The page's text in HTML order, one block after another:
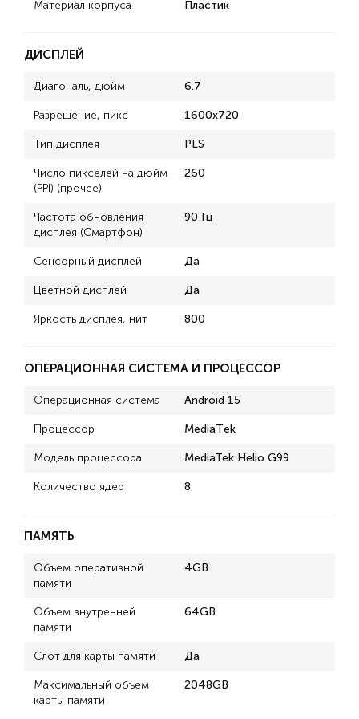
Материал корпуса Пластик
ДИСПЛЕЙ
Диагональ, дюйм 6.7
Разрешение, пикс 1600x720
Тип дисплея PLS
Число пикселей на дюйм
(PPI) (прочее)
260
Частота обновления
дисплея (Смартфон)
90 Гц
Сенсорный дисплей Да
Цветной дисплей Да
Яркость дисплея, нит 800
ОПЕРАЦИОННАЯ СИСТЕМА И ПРОЦЕССОР
Операционная система Android 15
Процессор MediaТek
Модель процессора MediaTek Helio G99
Количество ядер 8
ПАМЯТЬ
Объем оперативной
памяти
4GB
Объем внутренней
памяти
64GB
Слот для карты памяти Да
Максимальный объем
карты памяти
2048GB